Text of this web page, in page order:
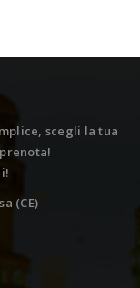
scegli la tua
(CE)